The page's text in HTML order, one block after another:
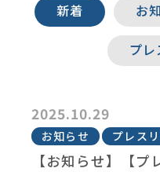
M＆A
ソリュ
新着 お
プレ
2025.10.29
お知らせ プレス
【お知らせ】【プ